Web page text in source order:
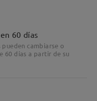
60 días
cambiarse o
60 días a partir de su